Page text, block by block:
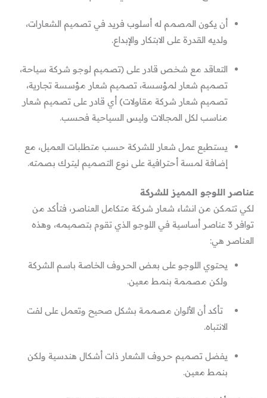
أن يكون المصمم له أسلوب فريد في تصميم الشعارات،
ولديه القدرة على الابتكار والإبداع.
التعاقد مع شخص قادر على (تصميم لوجو شركة سياحة،
تصميم شعار لمؤسسة، تصميم شعار مؤسسة تجارية،
تصميم شعار شركة مقاولات) أي قادر على تصميم شعار
مناسب لكل المجالات وليس السياحية فحسب.
يستطيع عمل شعار للشركة حسب متطلبات العميل، مع
إضافة لمسة أحترافية على نوع التصميم ليترك بصمته.
عناصر اللوجو المميز للشركة
لكي تتمكن من انشاء شعار شركة متكامل العناصر، فتأكد من
توافر 3 عناصر أساسية في اللوجو الذي تقوم بتصميمه، وهذه
العناصر هي:
يحتوي اللوجو على بعض الحروف الخاصة باسم الشركة
ولكن مصممة بنمط معين.
تأكد أن الألوان مصممة بشكل صحيح وتعمل على لفت
الانتباه.
يفضل تصميم حروف الشعار ذات أشكال هندسية ولكن
بنمط معين.